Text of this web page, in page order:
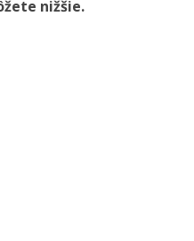
nižšie.